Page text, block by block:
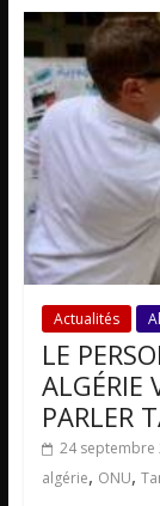
Actualités
LE
ALGÉRIE
PARLER
24 septembre
algérie, ONU,